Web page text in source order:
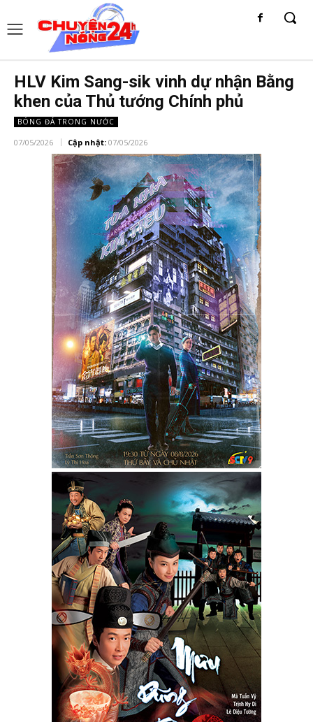
HLV Kim Sang-sik vinh dự nhận Bằng
khen của Thủ tướng Chính phủ
BÓNG ĐÁ TRONG NƯỚC
07/05/2026 Cập nhật: 07/05/2026